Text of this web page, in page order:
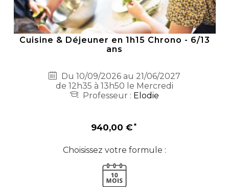
Cuisine & Déjeuner en 1h15 Chrono - 6/13
ans
Du 10/09/2026 au 21/06/2027
de 12h35 à 13h50 le Mercredi
Professeur : Elodie
940,00 €
Choisissez votre formule :